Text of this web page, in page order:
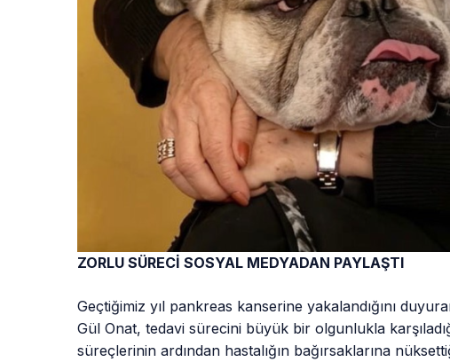
ZORLU SÜRECİ SOSYAL MEDYADAN PAYLAŞTI
Geçtiğimiz yıl pankreas kanserine yakalandığını
Gül Onat, tedavi sürecini büyük bir olgunlukla
süreçlerinin ardından hastalığın bağırsaklarına